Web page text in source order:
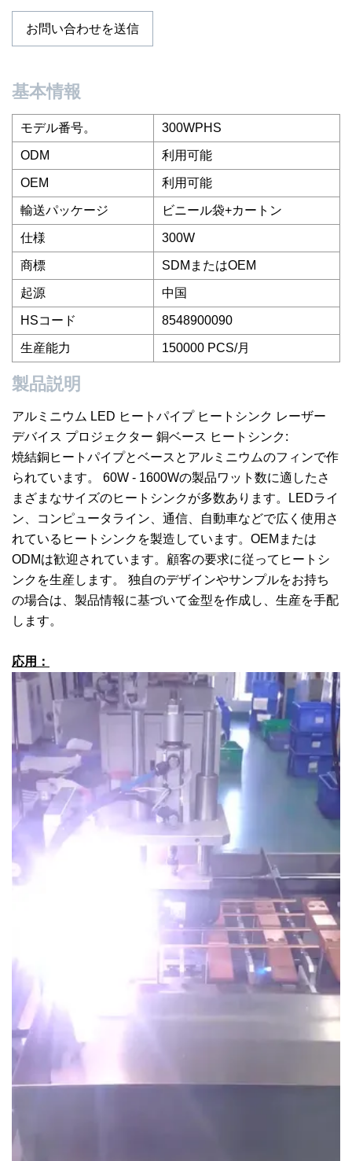
お問い合わせを送信
基本情報
モデル番号。 300WPHS
ODM 利用可能
OEM 利用可能
輸送パッケージ ビニール袋+カートン
仕様 300W
商標 SDMまたはOEM
起源 中国
HSコード 8548900090
生産能力 150000 PCS/月
製品説明
アルミニウム LED ヒートパイプ ヒートシンク レーザー
デバイス プロジェクター 銅ベース ヒートシンク:
焼結銅ヒートパイプとベースとアルミニウムのフィンで作
られています。 60W - 1600Wの製品ワット数に適したさ
まざまなサイズのヒートシンクが多数あります。LEDライ
ン、コンピュータライン、通信、自動車などで広く使用さ
れているヒートシンクを製造しています。OEMまたは
ODMは歓迎されています。顧客の要求に従ってヒートシ
ンクを生産します。 独自のデザインやサンプルをお持ち
の場合は、製品情報に基づいて金型を作成し、生産を手配
します。
応用：